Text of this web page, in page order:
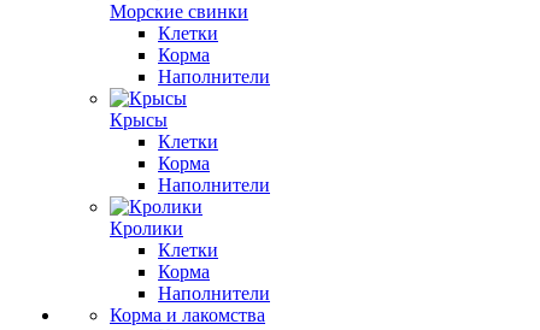
Морские свинки
Клетки
Корма
Наполнители
Крысы
Клетки
Корма
Наполнители
Кролики
Клетки
Корма
Наполнители
Корма и лакомства